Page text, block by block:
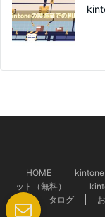
HOME kintone
ット（無料）
タログ